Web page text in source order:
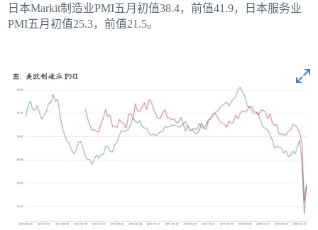
日本Markit制造业PMI五月初值38.4，前值41.9，日本服务业
PMI五月初值25.3，前值21.5。